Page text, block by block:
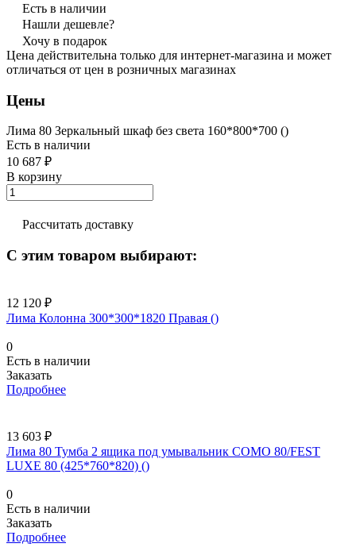
Есть в наличии
Нашли дешевле?
Хочу в подарок
Цена действительна только для интернет-магазина и может
отличаться от цен в розничных магазинах
Цены
Лима 80 Зеркальный шкаф без света 160*800*700 ()
Есть в наличии
10 687 ₽
В корзину
Рассчитать доставку
С этим товаром выбирают:
12 120 ₽
Лима Колонна 300*300*1820 Правая ()
0
Есть в наличии
Заказать
Подробнее
13 603 ₽
Лима 80 Тумба 2 ящика под умывальник COMO 80/FEST
LUXE 80 (425*760*820) ()
0
Есть в наличии
Заказать
Подробнее